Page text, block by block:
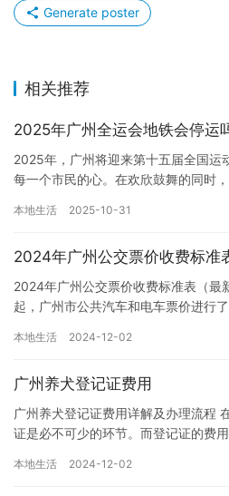
Generate poster
相关推荐
2025年广州全运会地铁会停运
2025年，广州将迎来第十五届全国运
每一个市民的心。在欢欣鼓舞的同时
是…
本地生活 2025-10-31
2024年广州公交票价收费标准
2024年广州公交票价收费标准表（最
起，广州市公共汽车和电车票价进行
本地生活 2024-12-02
广州养犬登记证费用
广州养犬登记证费用详解及办理流程
证是必不可少的环节。而登记证的费
成，…
本地生活 2024-12-02